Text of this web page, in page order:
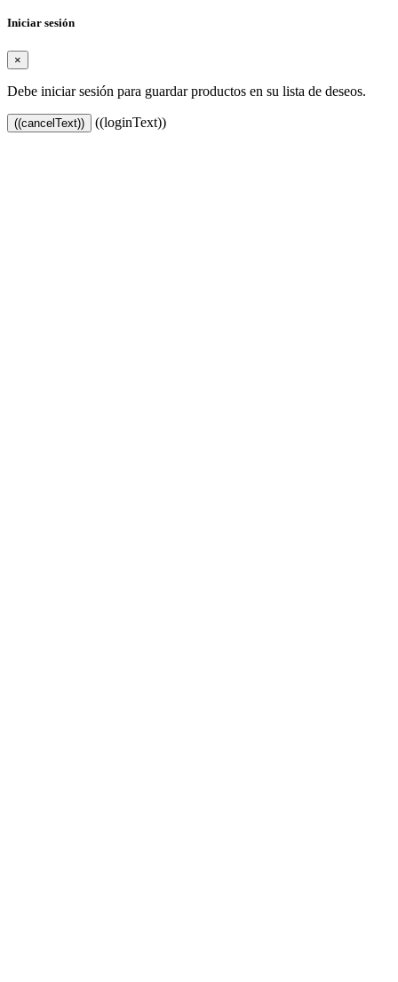
Iniciar sesión
×
Debe iniciar sesión para guardar productos en su lista de deseos.
((cancelText)) ((loginText))